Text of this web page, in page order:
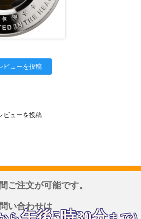
ビューを投稿
ビューを投稿
ご注文が可能です。
い合わせは